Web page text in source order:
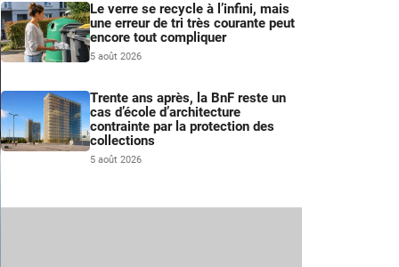
Le verre se recycle à l’infini, mais
une erreur de tri très courante peut
encore tout compliquer
5 août 2026
Trente ans après, la BnF reste un
cas d’école d’architecture
contrainte par la protection des
collections
5 août 2026